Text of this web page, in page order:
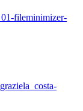
fileminimizer-